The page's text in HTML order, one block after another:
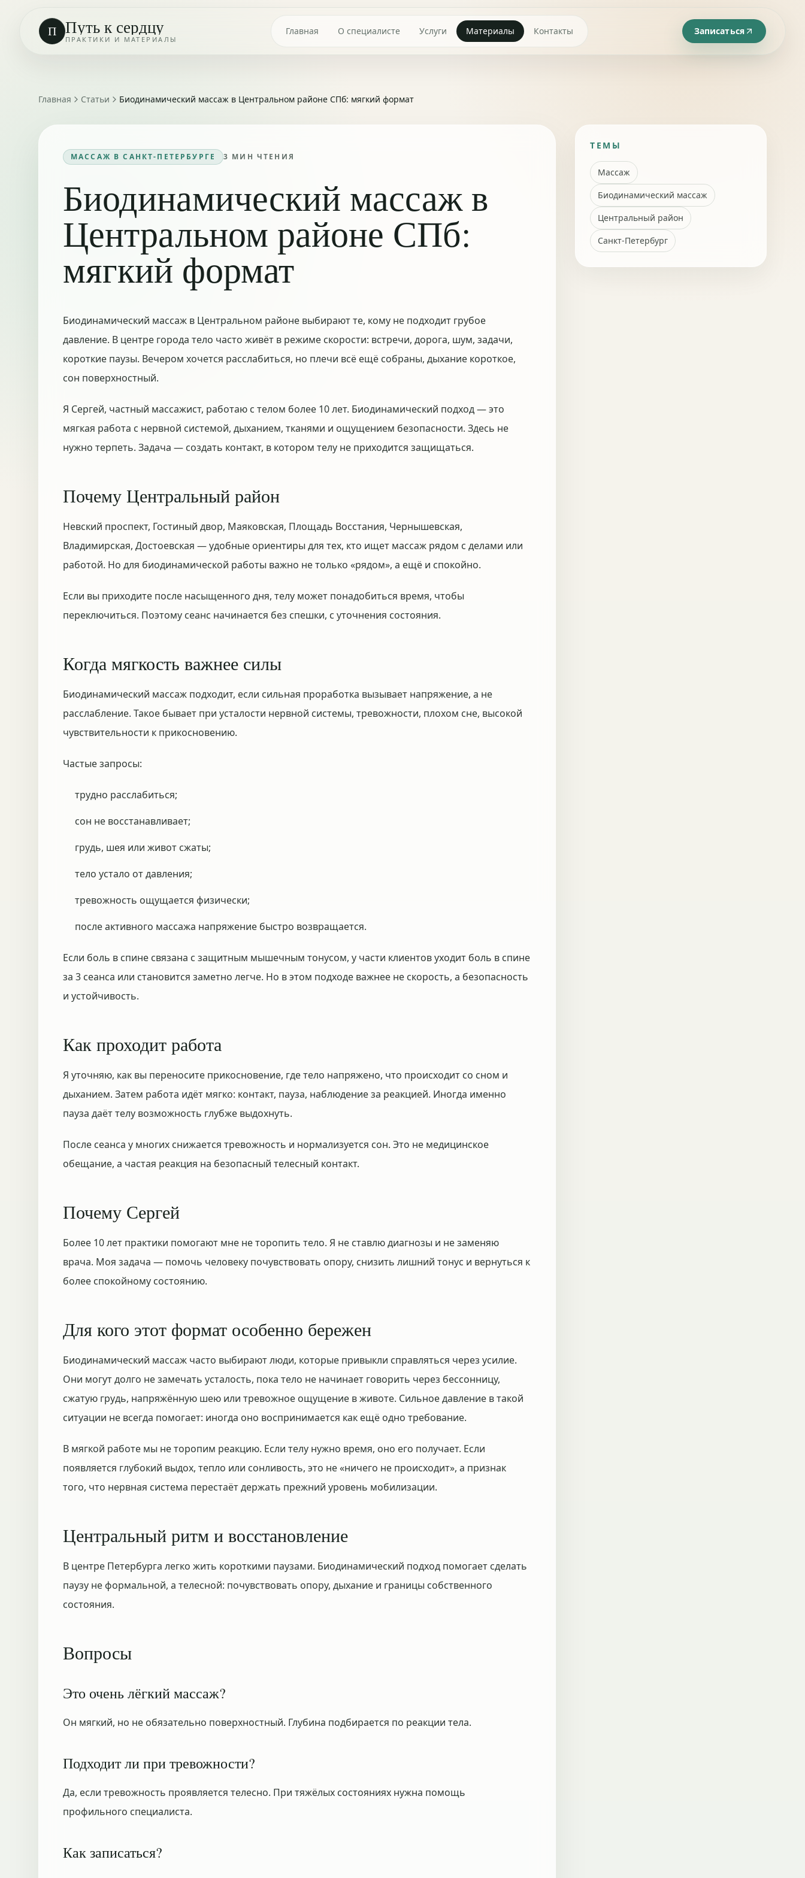
П Путь к сердцу
ПРАКТИКИ И МАТЕРИАЛЫ
Главная О специалисте Услуги Материалы Контакты Записаться
Главная Статьи Биодинамический массаж в Центральном районе СПб: мягкий формат
МАССАЖ В САНКТ-ПЕТЕРБУРГЕ 3 МИН ЧТЕНИЯ
Биодинамический массаж в
Центральном районе СПб:
мягкий формат
Биодинамический массаж в Центральном районе выбирают те, кому не подходит грубое
давление. В центре города тело часто живёт в режиме скорости: встречи, дорога, шум, задачи,
короткие паузы. Вечером хочется расслабиться, но плечи всё ещё собраны, дыхание короткое,
сон поверхностный.
Я Сергей, частный массажист, работаю с телом более 10 лет. Биодинамический подход — это
мягкая работа с нервной системой, дыханием, тканями и ощущением безопасности. Здесь не
нужно терпеть. Задача — создать контакт, в котором телу не приходится защищаться.
Почему Центральный район
Невский проспект, Гостиный двор, Маяковская, Площадь Восстания, Чернышевская,
Владимирская, Достоевская — удобные ориентиры для тех, кто ищет массаж рядом с делами или
работой. Но для биодинамической работы важно не только «рядом», а ещё и спокойно.
Если вы приходите после насыщенного дня, телу может понадобиться время, чтобы
переключиться. Поэтому сеанс начинается без спешки, с уточнения состояния.
Когда мягкость важнее силы
Биодинамический массаж подходит, если сильная проработка вызывает напряжение, а не
расслабление. Такое бывает при усталости нервной системы, тревожности, плохом сне, высокой
чувствительности к прикосновению.
Частые запросы:
трудно расслабиться;
сон не восстанавливает;
грудь, шея или живот сжаты;
тело устало от давления;
тревожность ощущается физически;
после активного массажа напряжение быстро возвращается.
Если боль в спине связана с защитным мышечным тонусом, у части клиентов уходит боль в спине
за 3 сеанса или становится заметно легче. Но в этом подходе важнее не скорость, а безопасность
и устойчивость.
Как проходит работа
Я уточняю, как вы переносите прикосновение, где тело напряжено, что происходит со сном и
дыханием. Затем работа идёт мягко: контакт, пауза, наблюдение за реакцией. Иногда именно
пауза даёт телу возможность глубже выдохнуть.
После сеанса у многих снижается тревожность и нормализуется сон. Это не медицинское
обещание, а частая реакция на безопасный телесный контакт.
Почему Сергей
Более 10 лет практики помогают мне не торопить тело. Я не ставлю диагнозы и не заменяю
врача. Моя задача — помочь человеку почувствовать опору, снизить лишний тонус и вернуться к
более спокойному состоянию.
Для кого этот формат особенно бережен
Биодинамический массаж часто выбирают люди, которые привыкли справляться через усилие.
Они могут долго не замечать усталость, пока тело не начинает говорить через бессонницу,
сжатую грудь, напряжённую шею или тревожное ощущение в животе. Сильное давление в такой
ситуации не всегда помогает: иногда оно воспринимается как ещё одно требование.
В мягкой работе мы не торопим реакцию. Если телу нужно время, оно его получает. Если
появляется глубокий выдох, тепло или сонливость, это не «ничего не происходит», а признак
того, что нервная система перестаёт держать прежний уровень мобилизации.
Центральный ритм и восстановление
В центре Петербурга легко жить короткими паузами. Биодинамический подход помогает сделать
паузу не формальной, а телесной: почувствовать опору, дыхание и границы собственного
состояния.
Вопросы
Это очень лёгкий массаж?
Он мягкий, но не обязательно поверхностный. Глубина подбирается по реакции тела.
Подходит ли при тревожности?
Да, если тревожность проявляется телесно. При тяжёлых состояниях нужна помощь
профильного специалиста.
Как записаться?
ТЕМЫ
Массаж
Биодинамический массаж
Центральный район
Санкт-Петербург